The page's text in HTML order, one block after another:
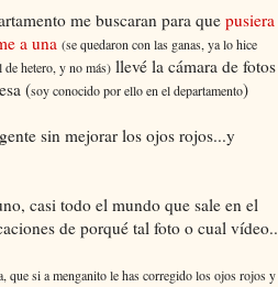
me buscaran para que pusiera
a una (se quedaron con las ganas, ya lo hice
de hetero, y no más) llevé la cámara de fotos
(soy conocido por ello en el departamento)
sin mejorar los ojos rojos...y
casi todo el mundo que sale en el
de porqué tal foto o cual vídeo..
que si a menganito le has corregido los ojos rojos y